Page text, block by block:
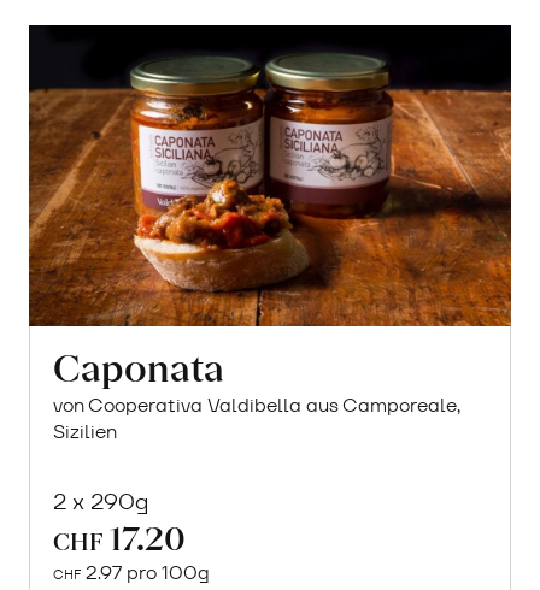
Caponata
von Cooperativa Valdibella aus Camporeale,
Sizilien
2 x 290g
CHF 17.20
CHF 2.97 pro 100g